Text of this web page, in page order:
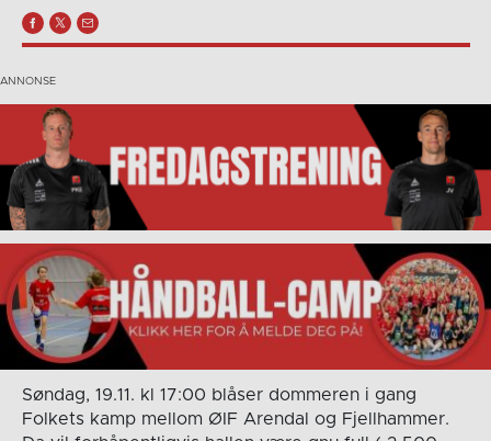
Søndag, 19.11. kl 17:00 blåser dommeren i gang
Folkets kamp mellom ØIF Arendal og Fjellhammer.